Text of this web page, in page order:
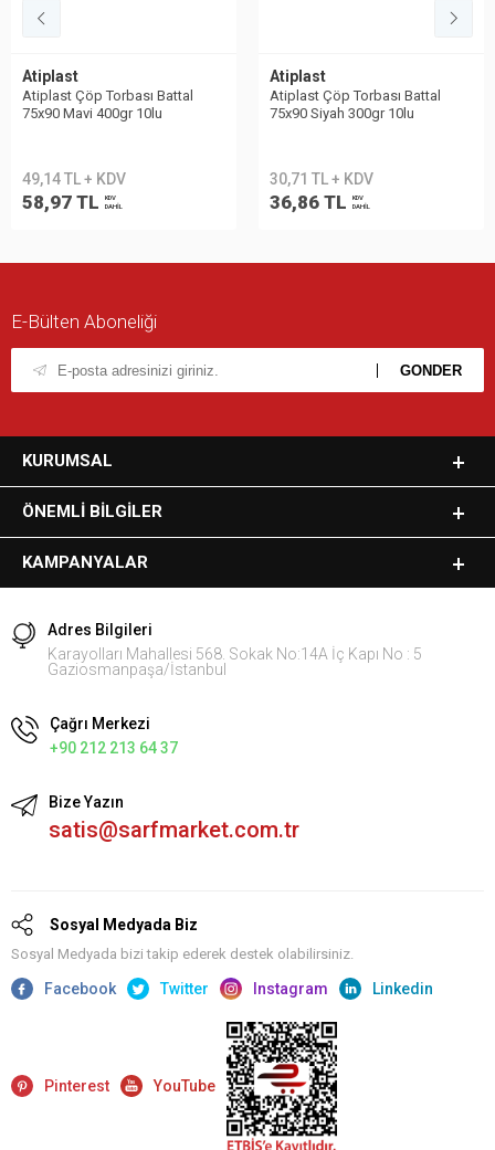
Atiplast
Atiplast Çöp Torbası Battal
75x90 Mavi 400gr 10lu
49,14 TL + KDV
58,97 TL
KDV
DAHİL
Atiplast
Atiplast Çöp Torbası Battal
75x90 Siyah 300gr 10lu
30,71 TL + KDV
36,86 TL
KDV
DAHİL
E-Bülten Aboneliği
KURUMSAL
ÖNEMLI BILGILER
KAMPANYALAR
Adres Bilgileri
Karayolları Mahallesi 568. Sokak No:14A İç Kapı No : 5
Gaziosmanpaşa/İstanbul
Çağrı Merkezi
+90 212 213 64 37
Bize Yazın
satis@sarfmarket.com.tr
Sosyal Medyada Biz
Sosyal Medyada bizi takip ederek destek olabilirsiniz.
Facebook Twitter Instagram Linkedin
Pinterest YouTube